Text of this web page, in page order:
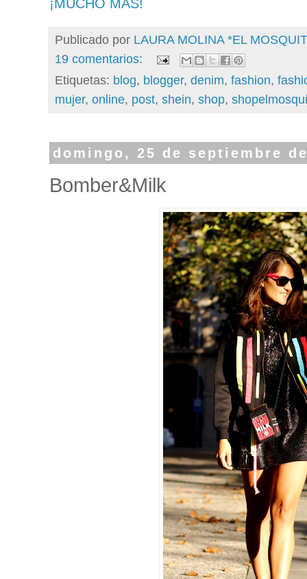
¡MUCHO MÁS!
Publicado por LAURA MOLINA *EL
19 comentarios:
Etiquetas: blog, blogger, denim, fashion,
mujer, online, post, shein, shop,
domingo, 25 de septiembre
Bomber&Milk